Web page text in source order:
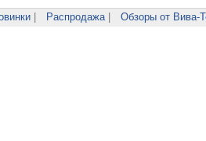
Распродажа| Обзоры от Вива-